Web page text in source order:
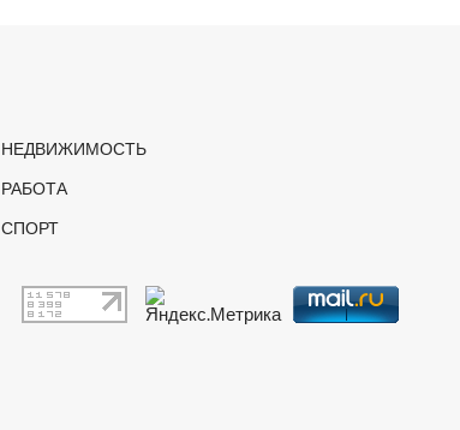
НЕДВИЖИМОСТЬ
РАБОТА
СПОРТ